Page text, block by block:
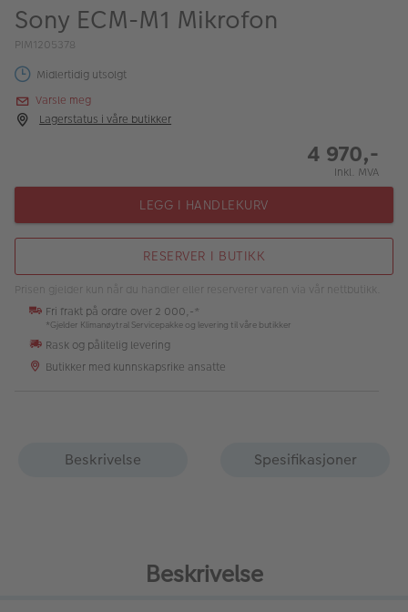
Kampanjer
Merker
Lagersalg
Inspirasjon
Butikkoversikt
Sony ECM-M1 Mikrofon
PIM1205378
Midlertidig utsolgt
Varsle meg
Lagerstatus i våre butikker
4 970,-
Inkl. MVA
LEGG I HANDLEKURV
RESERVER I BUTIKK
Prisen gjelder kun når du handler eller reserverer varen via vår nettbutikk.
Fri frakt på ordre over 2 000,-*
*Gjelder Klimanøytral Servicepakke og levering til våre butikker
Rask og pålitelig levering
Butikker med kunnskapsrike ansatte
Beskrivelse Spesifikasjoner
Beskrivelse